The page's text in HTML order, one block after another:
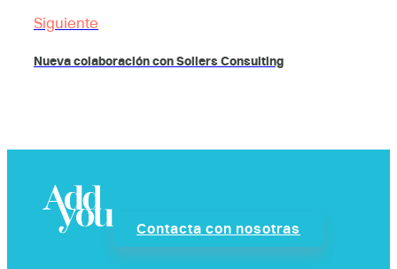
Siguiente
Nueva colaboración con Sollers Consulting
Contacta con nosotras